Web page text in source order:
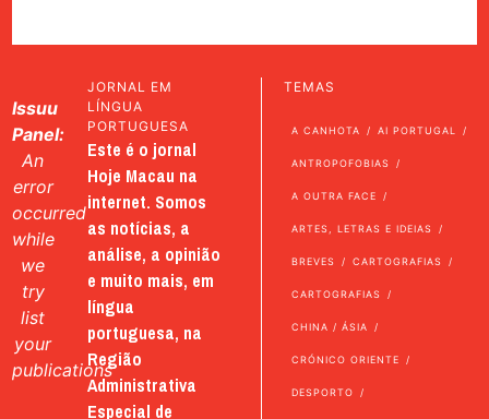
Issuu
Panel:
An
error
occurred
while
we
try
list
your
publications
JORNAL EM
LÍNGUA
PORTUGUESA
Este é o jornal
Hoje Macau na
internet. Somos
as notícias, a
análise, a opinião
e muito mais, em
língua
portuguesa, na
Região
Administrativa
Especial de
TEMAS
A CANHOTA AI PORTUGAL
ANTROPOFOBIAS
A OUTRA FACE
ARTES, LETRAS E IDEIAS
BREVES CARTOGRAFIAS
CARTOGRAFIAS
CHINA / ÁSIA
CRÓNICO ORIENTE
DESPORTO